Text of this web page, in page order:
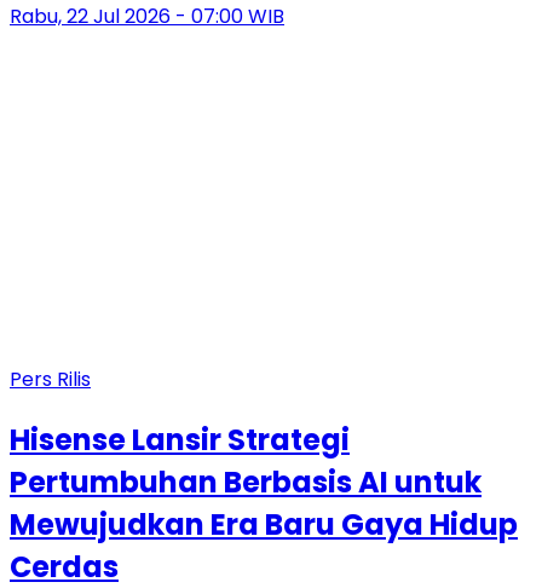
Rabu, 22 Jul 2026 - 07:00 WIB
Pers Rilis
Hisense Lansir Strategi
Pertumbuhan Berbasis AI untuk
Mewujudkan Era Baru Gaya Hidup
Cerdas